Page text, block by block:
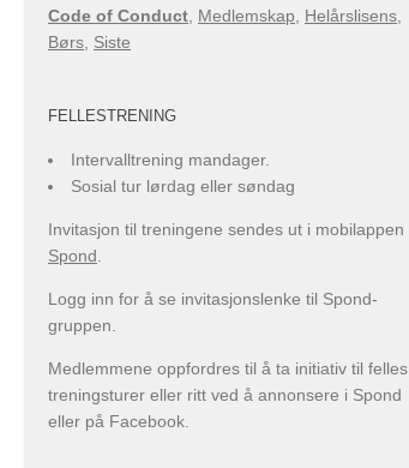
Code of Conduct Medlemskap Helårslisens
Børs Siste
FELLESTRENING
Intervalltrening mandager.
Sosial tur lørdag eller søndag
Invitasjon til treningene sendes ut i mobilappen
Spond
Logg inn for å se invitasjonslenke til Spond-
gruppen.
Medlemmene oppfordres til å ta initiativ til felles
treningsturer eller ritt ved å annonsere i Spond
eller på Facebook.